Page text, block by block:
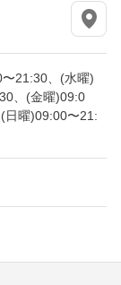
21:30、(水曜)
、(金曜)09:0
日曜)09:00〜21: